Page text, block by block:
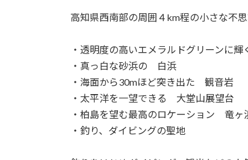
高知県西南部の周囲４km程の小さな不
・透明度の高いエメラルドグリーンに輝
・真っ白な砂浜の 白浜
・海面から30mほど突き出た 観音岩
・太平洋を一望できる 大堂山展望台
・柏島を望む最高のロケーション 竜ヶ
・釣り、ダイビングの聖地